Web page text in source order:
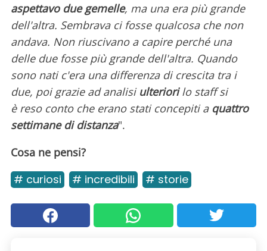
aspettavo due gemelle, ma una era più grande
dell'altra. Sembrava ci fosse qualcosa che non
andava. Non riuscivano a capire perché una
delle due fosse più grande dell'altra. Quando
sono nati c'era una differenza di crescita tra i
due, poi grazie ad analisi ulteriorilo staff si
è reso conto che erano stati concepiti a quattro
settimane di distanza".
Cosa ne pensi?
# curiosi # incredibili # storie